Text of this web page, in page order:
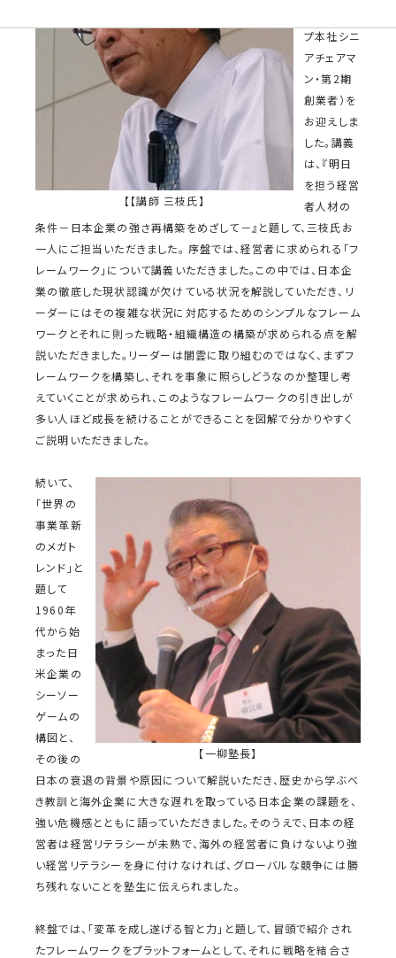
【【講師 三枝氏】
プ本社シニ
アチェアマ
ン・第2期
創業者）を
お迎えしま
した。講義
は、『明日
を担う経営
者人材の
条件－日本企業の強さ再構築をめざして－』と題して、三枝氏お
一人にご担当いただきました。 序盤では、経営者に求められる「フ
レームワーク」について講義いただきました。この中では、日本企
業の徹底した現状認識が欠けている状況を解説していただき、リ
ーダーにはその複雑な状況に対応するためのシンプルなフレーム
ワークとそれに則った戦略・組織構造の構築が求められる点を解
説いただきました。リーダーは闇雲に取り組むのではなく、まずフ
レームワークを構築し、それを事象に照らしどうなのか整理し考
えていくことが求められ、このようなフレームワークの引き出しが
多い人ほど成長を続けることができることを図解で分かりやすく
ご説明いただきました。
【一柳塾長】
続いて、
「世界の
事業革新
のメガト
レンド」と
題して
1960年
代から始
まった日
米企業の
シーソー
ゲームの
構図と、
その後の
日本の衰退の背景や原因について解説いただき、歴史から学ぶべ
き教訓と海外企業に大きな遅れを取っている日本企業の課題を、
強い危機感とともに語っていただきました。そのうえで、日本の経
営者は経営リテラシーが未熟で、海外の経営者に負けないより強
い経営リテラシーを身に付けなければ、グローバルな競争には勝
ち残れないことを塾生に伝えられました。
終盤では、「変革を成し遂げる智と力」と題して、冒頭で紹介され
たフレームワークをプラットフォームとして、それに戦略を結合さ